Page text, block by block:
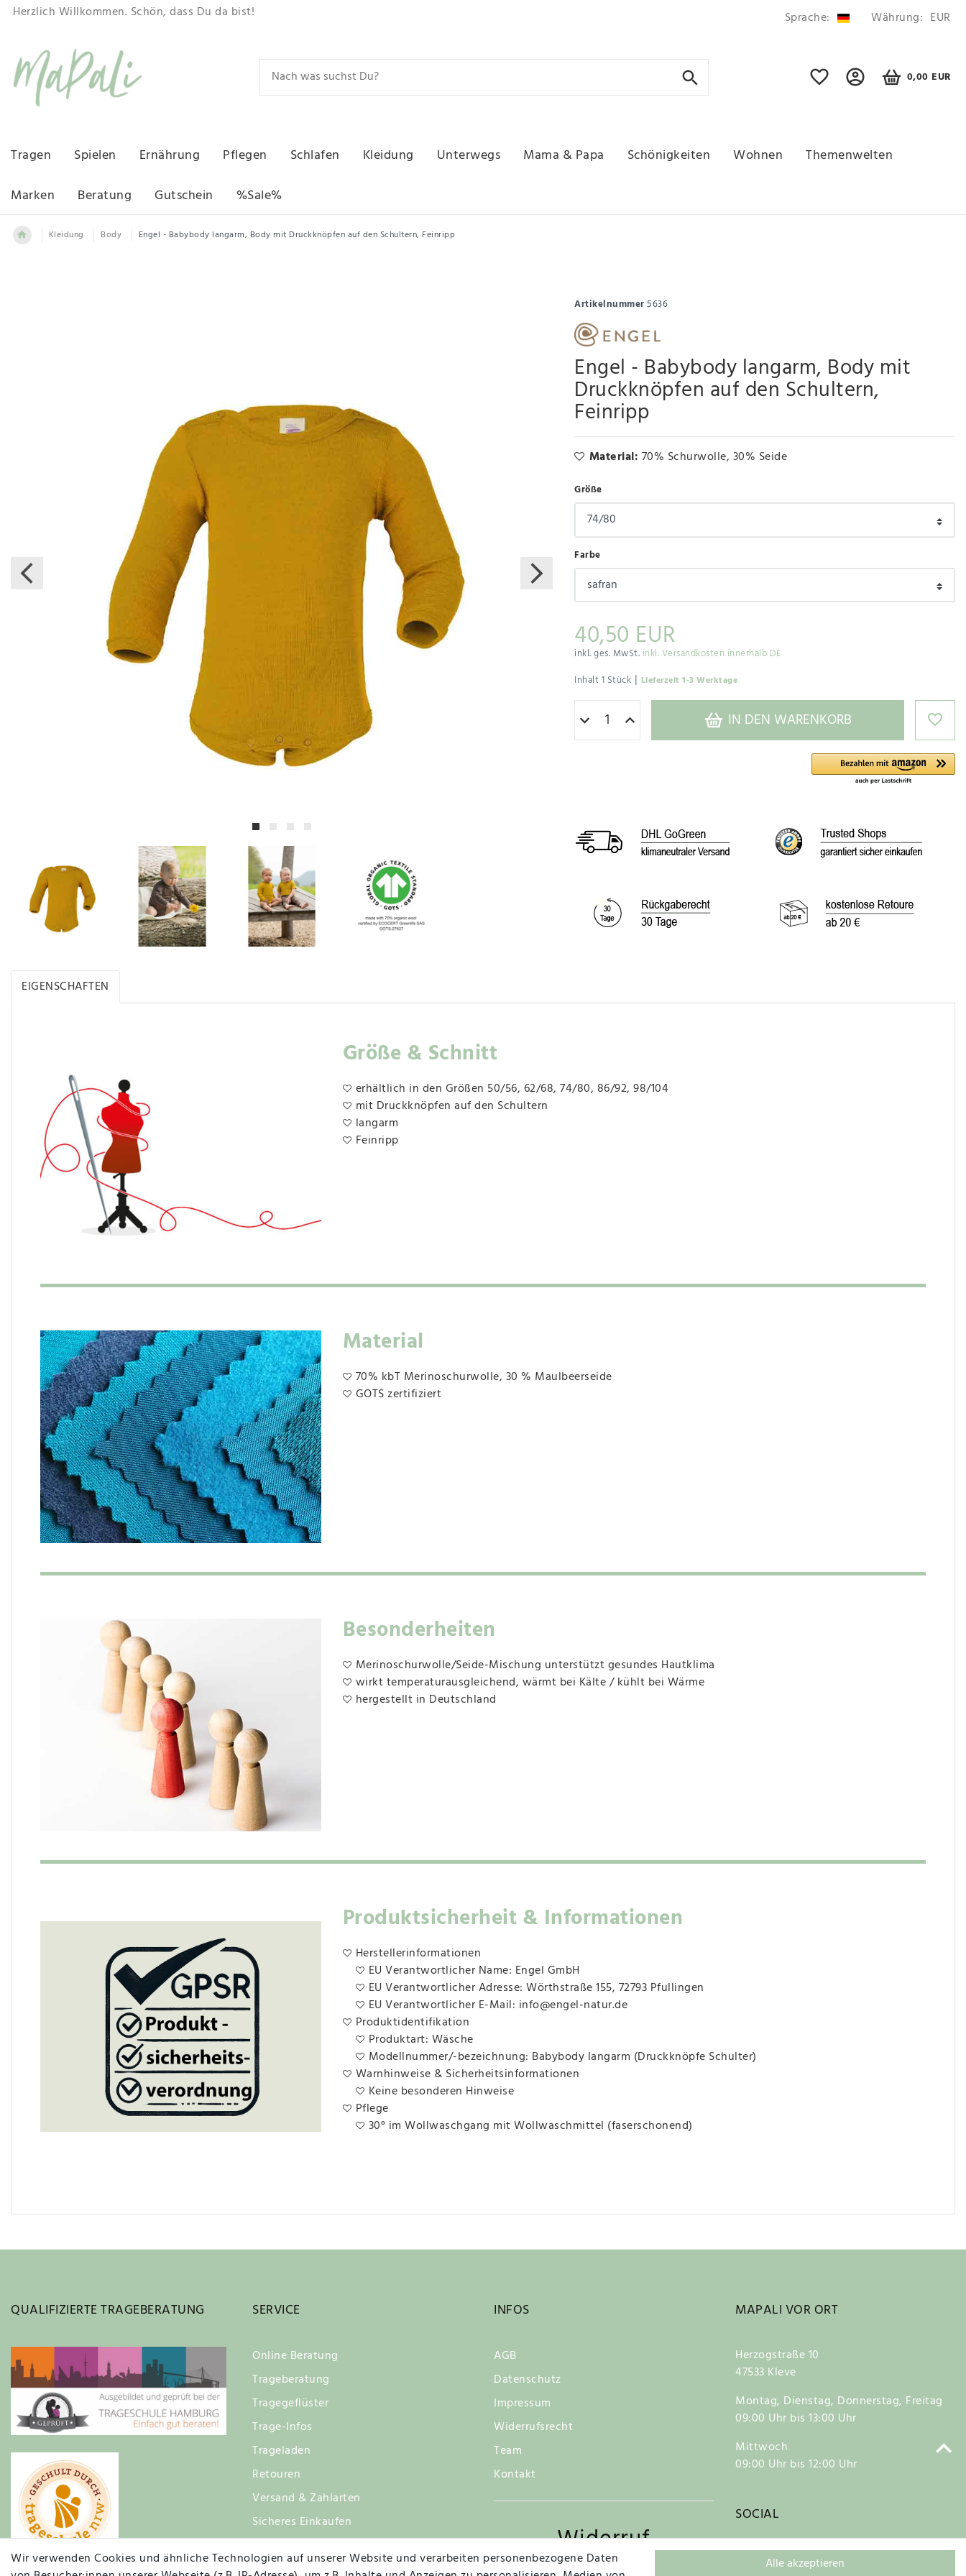
Herzlich Willkommen. Schön, dass Du da bist! Sprache: Währung: EUR
0,00 EUR
Tragen Spielen Ernährung Pflegen Schlafen Kleidung Unterwegs Mama & Papa Schönigkeiten Wohnen
Themenwelten
Marken
Beratung Gutschein %Sale%
Kleidung Body Engel - Babybody langarm, Body mit Druckknöpfen auf den Schultern, Feinripp
Artikelnummer5636
Engel - Babybody langarm, Body mit
Druckknöpfen auf den Schultern,
Feinripp
Material: 70% Schurwolle, 30% Seide
Größe
Farbe
40,50 EUR
inkl. ges. MwSt. inkl. Versandkosten innerhalb DE
Inhalt1 Stück | Lieferzeit 1-3 Werktage
IN DEN WARENKORB
EIGENSCHAFTEN
Größe & Schnitt
erhältlich in den Größen 50/56, 62/68, 74/80, 86/92, 98/104
mit Druckknöpfen auf den Schultern
langarm
Feinripp
Material
70% kbT Merinoschurwolle, 30 % Maulbeerseide
GOTS zertifiziert
Besonderheiten
Merinoschurwolle/Seide-Mischung unterstützt gesundes Hautklima
wirkt temperaturausgleichend, wärmt bei Kälte / kühlt bei Wärme
hergestellt in Deutschland
Produktsicherheit & Informationen
Herstellerinformationen
EU Verantwortlicher Name: Engel GmbH
EU Verantwortlicher Adresse: Wörthstraße 155, 72793 Pfullingen
EU Verantwortlicher E-Mail: info@engel-natur.de
Produktidentifikation
Produktart: Wäsche
Modellnummer/-bezeichnung: Babybody langarm (Druckknöpfe Schulter)
Warnhinweise & Sicherheitsinformationen
Keine besonderen Hinweise
Pflege
30° im Wollwaschgang mit Wollwaschmittel (faserschonend)
QUALIFIZIERTE TRAGEBERATUNG SERVICE
Online Beratung
Trageberatung
Tragegeflüster
Trage-Infos
Trageladen
Retouren
Versand & Zahlarten
Sicheres Einkaufen
INFOS
AGB
Datenschutz
Impressum
Widerrufsrecht
Team
Kontakt
Widerruf
MAPALI VOR ORT
Herzogstraße 10
47533 Kleve
Montag, Dienstag, Donnerstag, Freitag
09:00 Uhr bis 13:00 Uhr
Mittwoch
09:00 Uhr bis 12:00 Uhr
SOCIAL
Wir verwenden Cookies und ähnliche Technologien auf unserer Website und verarbeiten personenbezogene Daten
Alle akzeptieren